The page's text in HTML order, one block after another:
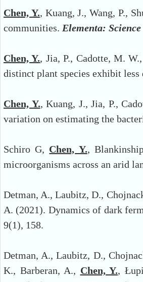
Chen, Y., Kuang, J., Wang, P.,
communities. Elementa:
Chen, Y., Jia, P., Cadotte, M.
distinct plant species exhibit
Chen, Y., Kuang, J., Jia, P.,
variation on estimating the
Schiro G, Chen, Y.,
microorganisms across an arid
Detman, A., Laubitz, D.,
A. (2021). Dynamics of dark
9(1), 158.
Detman, A., Laubitz, D.,
K., Barberan, A., Chen, Y.,